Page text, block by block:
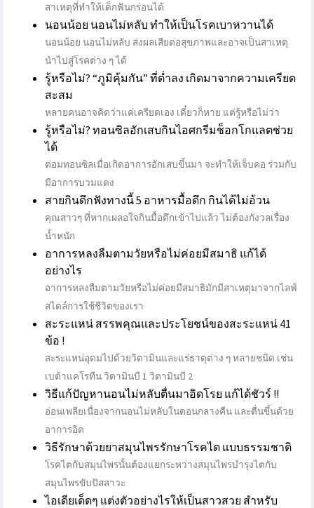
สาเหตุที่ทำให้เด็กฟันกร่อนได้
นอนน้อย นอนไม่หลับ ทำให้เป็นโรคเบาหวานได้
นอนน้อย นอนไม่หลับ ส่งผลเสียต่อสุขภาพและอาจเป็นสาเหตุ
นำไปสู่โรคต่าง ๆ ได้
รู้หรือไม่? “ภูมิคุ้มกัน” ที่ต่ำลง เกิดมาจากความเครียด
สะสม
หลายคนอาจคิดว่าแค่เครียดเอง เดี๋ยวก็หาย แต่รู้หรือไม่ว่า
รู้หรือไม่? ทอนซิลอักเสบกินไอศกรีมช็อกโกแลตช่วย
ได้
ต่อมทอนซิลเมื่อเกิดอาการอักเสบขึ้นมา จะทำให้เจ็บคอ ร่วมกับ
มีอาการบวมแดง
สายกินดึกฟังทางนี้ 5 อาหารมื้อดึก กินได้ไม่อ้วน
คุณสาวๆ ที่หากเผลอใจกินมื้อดึกเข้าไปแล้ว ไม่ต้องกังวลเรื่อง
น้ำหนัก
อาการหลงลืมตามวัยหรือไม่ค่อยมีสมาธิ แก้ได้
อย่างไร
อาการหลงลืมตามวัยหรือไม่ค่อยมีสมาธิมักมีสาเหตุมาจากไลฟ์
สไตล์การใช้ชีวิตของเรา
สะระแหน่ สรรพคุณและประโยชน์ของสะระแหน่ 41
ข้อ !
สะระแหน่อุดมไปด้วยวิตามินและแร่ธาตุต่าง ๆ หลายชนิด เช่น
เบต้าแคโรทีน วิตามินบี 1 วิตามินบี 2
วิธีแก้ปัญหานอนไม่หลับตื่นมาอิดโรย แก้ได้ชัวร์ !!
อ่อนเพลียเนื่องจากนอนไม่หลับในตอนกลางคืน และตื่นขึ้นด้วย
อาการอิด
วิธีรักษาด้วยยาสมุนไพรรักษาโรคไต แบบธรรมชาติ
โรคไตกับสมุนไพรนั้นต้องแยกระหว่างสมุนไพรบำรุงไตกับ
สมุนไพรขับปัสสาวะ
ไอเดียเด็ดๆ แต่งตัวอย่างไรให้เป็นสาวสวย สำหรับ